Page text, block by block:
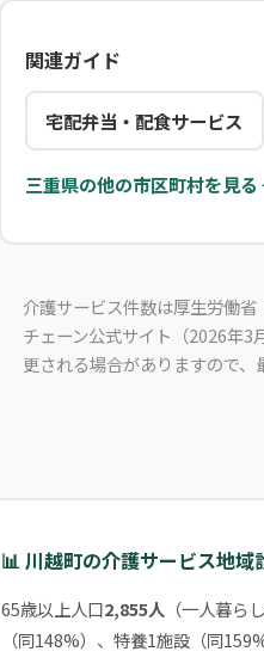
関連ガイド
宅配弁当・配食サービス
三重県の他の市区町村を見
介護サービス件数は厚生労働
チェーン公式サイト（2026年3
更される場合がありますので、
📊 川越町の介護サービス地域
65歳以上人口2,855人 （一人暮
（同148%）、特養1施設（同